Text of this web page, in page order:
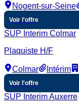
Nogent-sur-Seine
Voir l'offre
SUP Interim Colmar
Plaquiste H/F
Colmar Intérim
Voir l'offre
SUP Interim Auxerre